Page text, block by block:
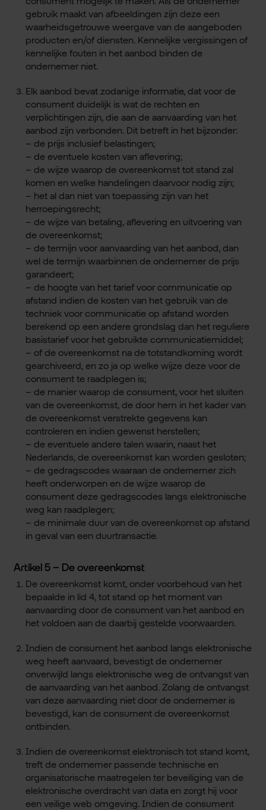
gebruik maakt van afbeeldingen zijn deze een
waarheidsgetrouwe weergave van de aangeboden
producten en/of diensten. Kennelijke vergissingen of
kennelijke fouten in het aanbod binden de
ondernemer niet.
Elk aanbod bevat zodanige informatie, dat voor de
consument duidelijk is wat de rechten en
verplichtingen zijn, die aan de aanvaarding van het
aanbod zijn verbonden. Dit betreft in het bijzonder:
– de prijs inclusief belastingen;
– de eventuele kosten van aflevering;
– de wijze waarop de overeenkomst tot stand zal
komen en welke handelingen daarvoor nodig zijn;
– het al dan niet van toepassing zijn van het
herroepingsrecht;
– de wijze van betaling, aflevering en uitvoering van
de overeenkomst;
– de termijn voor aanvaarding van het aanbod, dan
wel de termijn waarbinnen de ondernemer de prijs
garandeert;
– de hoogte van het tarief voor communicatie op
afstand indien de kosten van het gebruik van de
techniek voor communicatie op afstand worden
berekend op een andere grondslag dan het reguliere
basistarief voor het gebruikte communicatiemiddel;
– of de overeenkomst na de totstandkoming wordt
gearchiveerd, en zo ja op welke wijze deze voor de
consument te raadplegen is;
– de manier waarop de consument, voor het sluiten
van de overeenkomst, de door hem in het kader van
de overeenkomst verstrekte gegevens kan
controleren en indien gewenst herstellen;
– de eventuele andere talen waarin, naast het
Nederlands, de overeenkomst kan worden gesloten;
– de gedragscodes waaraan de ondernemer zich
heeft onderworpen en de wijze waarop de
consument deze gedragscodes langs elektronische
weg kan raadplegen;
– de minimale duur van de overeenkomst op afstand
in geval van een duurtransactie.
Artikel 5 – De overeenkomst
De overeenkomst komt, onder voorbehoud van het
bepaalde in lid 4, tot stand op het moment van
aanvaarding door de consument van het aanbod en
het voldoen aan de daarbij gestelde voorwaarden.
Indien de consument het aanbod langs elektronische
weg heeft aanvaard, bevestigt de ondernemer
onverwijld langs elektronische weg de ontvangst van
de aanvaarding van het aanbod. Zolang de ontvangst
van deze aanvaarding niet door de ondernemer is
bevestigd, kan de consument de overeenkomst
ontbinden.
Indien de overeenkomst elektronisch tot stand komt,
treft de ondernemer passende technische en
organisatorische maatregelen ter beveiliging van de
elektronische overdracht van data en zorgt hij voor
een veilige web omgeving. Indien de consument